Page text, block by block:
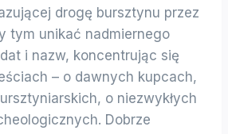
drogę bursztynu przez
tym unikać nadmiernego
i nazw, koncentrując się
– o dawnych kupcach,
o niezwykłych
Dobrze